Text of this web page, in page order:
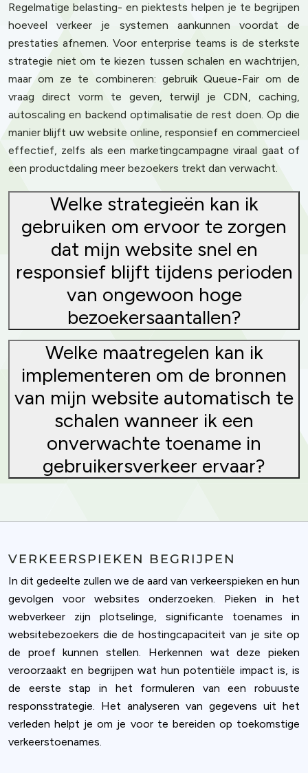
Regelmatige belasting- en piektests helpen je te begrijpen
hoeveel verkeer je systemen aankunnen voordat de
prestaties afnemen. Voor enterprise teams is de sterkste
strategie niet om te kiezen tussen schalen en wachtrijen,
maar om ze te combineren: gebruik Queue-Fair om de
vraag direct vorm te geven, terwijl je CDN, caching,
autoscaling en backend optimalisatie de rest doen. Op die
manier blijft uw website online, responsief en commercieel
effectief, zelfs als een marketingcampagne viraal gaat of
een productdaling meer bezoekers trekt dan verwacht.
Welke strategieën kan ik
gebruiken om ervoor te zorgen
dat mijn website snel en
responsief blijft tijdens perioden
van ongewoon hoge
bezoekersaantallen?
Welke maatregelen kan ik
implementeren om de bronnen
van mijn website automatisch te
schalen wanneer ik een
onverwachte toename in
gebruikersverkeer ervaar?
VERKEERSPIEKEN BEGRIJPEN
In dit gedeelte zullen we de aard van verkeerspieken en hun
gevolgen voor websites onderzoeken. Pieken in het
webverkeer zijn plotselinge, significante toenames in
websitebezoekers die de hostingcapaciteit van je site op
de proef kunnen stellen. Herkennen wat deze pieken
veroorzaakt en begrijpen wat hun potentiële impact is, is
de eerste stap in het formuleren van een robuuste
responsstrategie. Het analyseren van gegevens uit het
verleden helpt je om je voor te bereiden op toekomstige
verkeerstoenames.